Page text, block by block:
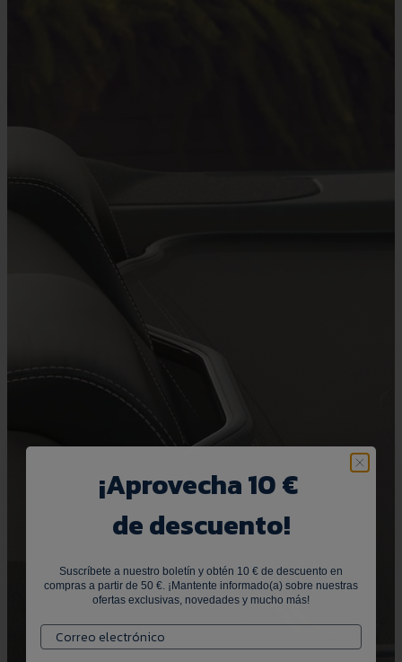
¡Aprovecha 10 €
de descuento!
Suscríbete a nuestro boletín y obtén 10 € de descuento en
compras a partir de 50 €. ¡Mantente informado(a) sobre nuestras
ofertas exclusivas, novedades y mucho más!